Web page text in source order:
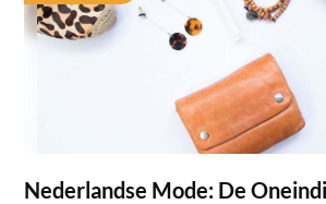
Nederlandse Mode: De